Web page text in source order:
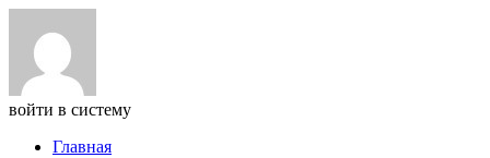
войти в систему
Главная